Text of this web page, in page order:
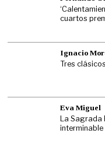
cuartos
Ignacio
Tres
Eva Miguel
La
interminable